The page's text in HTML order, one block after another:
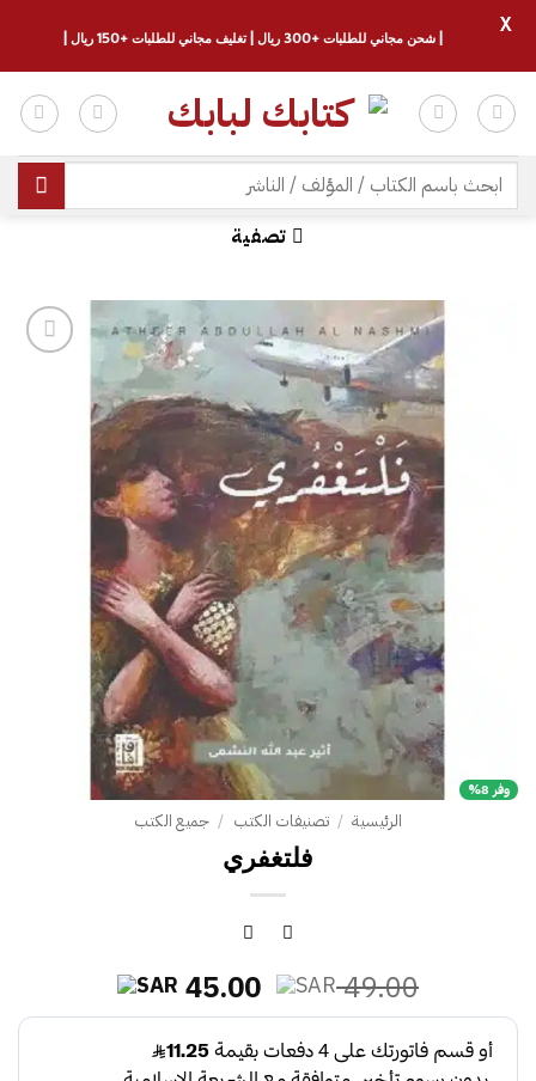
للمحتوى
البحث
عن:
تصفية
وفر 8%
الرئيسية / تصنيفات الكتب / جميع الكتب
49.00 السعر
الأصلي
هو:
49.00.
45.00 السعر
الحالي
| شحن مجاني للطلبات +300 ريال | تغليف مجاني للطلبات +150 ريال |
X